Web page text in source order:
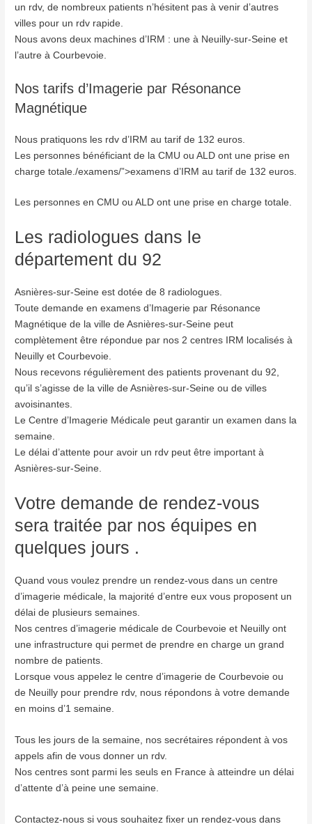
un rdv, de nombreux patients n’hésitent pas à venir d’autres
villes pour un rdv rapide.
Nous avons deux machines d’IRM : une à Neuilly-sur-Seine et
l’autre à Courbevoie.
Nos tarifs d’Imagerie par Résonance
Magnétique
Nous pratiquons les rdv d’IRM au tarif de 132 euros.
Les personnes bénéficiant de la CMU ou ALD ont une prise en
charge totale./examens/”>examens d’IRM au tarif de 132 euros.
Les personnes en CMU ou ALD ont une prise en charge totale.
Les radiologues dans le
département du 92
Asnières-sur-Seine est dotée de 8 radiologues.
Toute demande en examens d’Imagerie par Résonance
Magnétique de la ville de Asnières-sur-Seine peut
complètement être répondue par nos 2 centres IRM localisés à
Neuilly et Courbevoie.
Nous recevons régulièrement des patients provenant du 92,
qu’il s’agisse de la ville de Asnières-sur-Seine ou de villes
avoisinantes.
Le Centre d’Imagerie Médicale peut garantir un examen dans la
semaine.
Le délai d’attente pour avoir un rdv peut être important à
Asnières-sur-Seine.
Votre demande de rendez-vous
sera traitée par nos équipes en
quelques jours .
Quand vous voulez prendre un rendez-vous dans un centre
d’imagerie médicale, la majorité d’entre eux vous proposent un
délai de plusieurs semaines.
Nos centres d’imagerie médicale de Courbevoie et Neuilly ont
une infrastructure qui permet de prendre en charge un grand
nombre de patients.
Lorsque vous appelez le centre d’imagerie de Courbevoie ou
de Neuilly pour prendre rdv, nous répondons à votre demande
en moins d’1 semaine.
Tous les jours de la semaine, nos secrétaires répondent à vos
appels afin de vous donner un rdv.
Nos centres sont parmi les seuls en France à atteindre un délai
d’attente d’à peine une semaine.
Contactez-nous si vous souhaitez fixer un rendez-vous dans